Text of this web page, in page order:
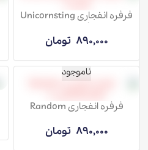
فرفره انفجاری Unicornsting
890,000 تومان
ناموجود
فرفره انفجاری Random
890,000 تومان